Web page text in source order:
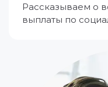
Рассказываем о
выплаты по